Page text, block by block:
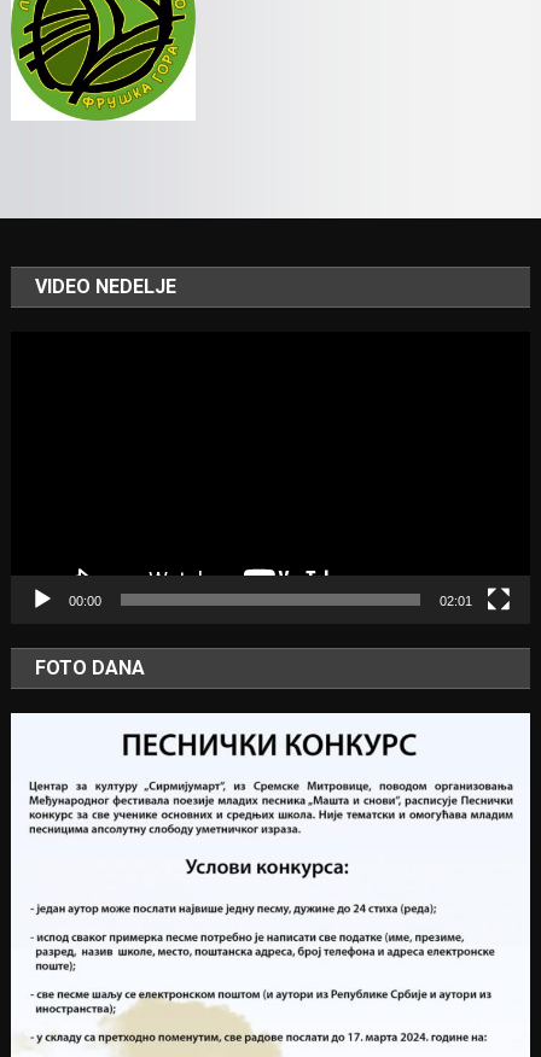
VIDEO NEDELJE
00:00 02:01
FOTO DANA